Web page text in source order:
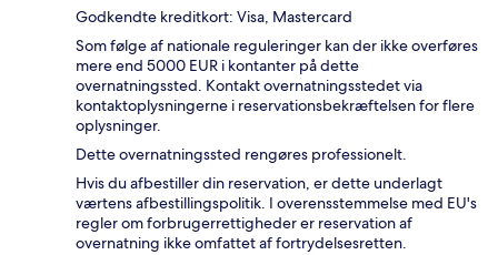
Godkendte kreditkort: Visa, Mastercard
Som følge af nationale reguleringer kan der ikke overføres
mere end 5000 EUR i kontanter på dette
overnatningssted. Kontakt overnatningsstedet via
kontaktoplysningerne i reservationsbekræftelsen for flere
oplysninger.
Dette overnatningssted rengøres professionelt.
Hvis du afbestiller din reservation, er dette underlagt
værtens afbestillingspolitik. I overensstemmelse med EU's
regler om forbrugerrettigheder er reservation af
overnatning ikke omfattet af fortrydelsesretten.